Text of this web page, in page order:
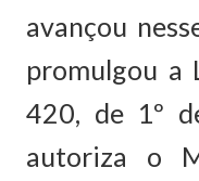
avançou
promulgou a
420, de 1º
autoriza o